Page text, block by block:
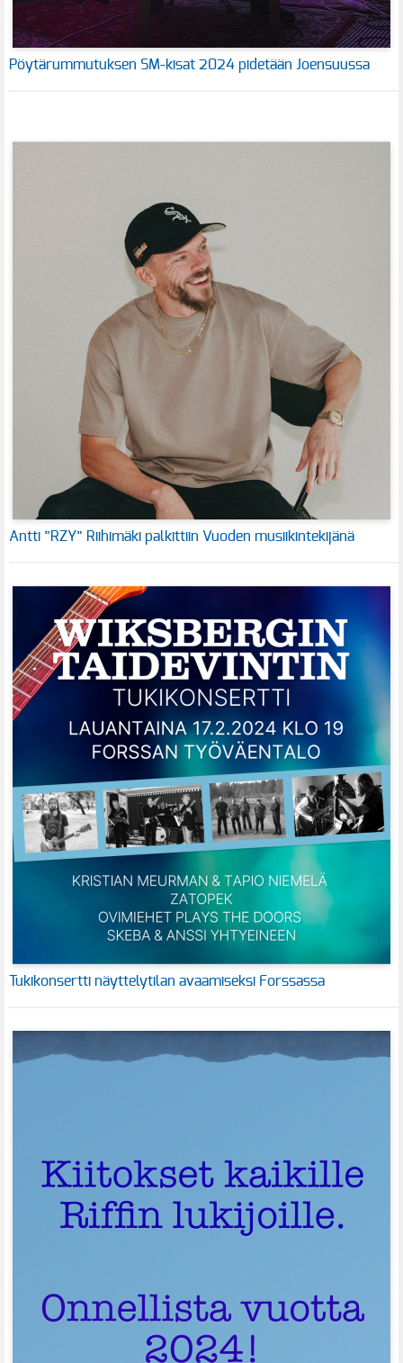
Pöytärummutuksen SM-kisat 2024 pidetään Joensuussa
Antti ”RZY” Riihimäki palkittiin Vuoden musiikintekijänä
Tukikonsertti näyttelytilan avaamiseksi Forssassa